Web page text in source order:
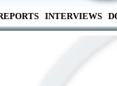
INTERVIEWS